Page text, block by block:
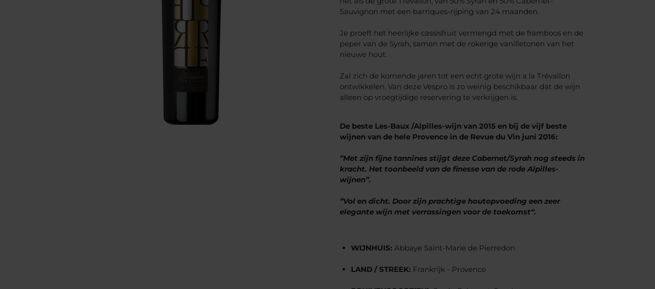
Sauvignon met een barriques-rijping van 24 maanden.
Je proeft het heerlijke cassisfruit vermengd met de framboos en de
peper van de Syrah, samen met de rokerige vanilletonen van het
nieuwe hout.
Zal zich de komende jaren tot een echt grote wijn a la Trévallon
ontwikkelen. Van deze Vespro is zo weinig beschikbaar dat de wijn
alleen op vroegtijdige reservering te verkrijgen is.
De beste Les-Baux /Alpilles-wijn van 2015 en bij de vijf beste
wijnen van de hele Provence in de Revue du Vin juni 2016:
”Met zijn fijne tannines stijgt deze Cabernet/Syrah nog steeds in
kracht. Het toonbeeld van de finesse van de rode Alpilles-
wijnen”.
”Vol en dicht. Door zijn prachtige houtopvoeding een zeer
elegante wijn met verrassingen voor de toekomst“.
WIJNHUIS: Abbaye Saint-Marie de Pierredon
LAND / STREEK: Frankrijk - Provence